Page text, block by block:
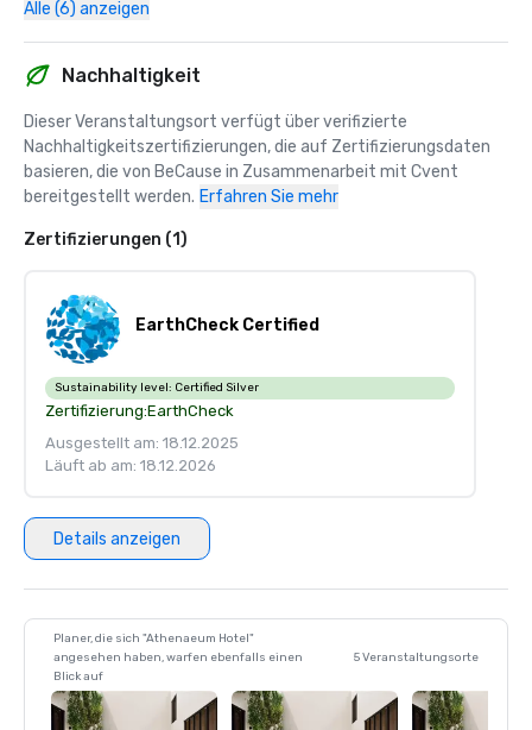
Alle (6) anzeigen
Nachhaltigkeit
Dieser Veranstaltungsort verfügt über verifizierte
Nachhaltigkeitszertifizierungen, die auf Zertifizierungsdaten
basieren, die von BeCause in Zusammenarbeit mit Cvent
bereitgestellt werden. Erfahren Sie mehr
Zertifizierungen (1)
EarthCheck Certified
Sustainability level: Certified Silver
Zertifizierung:EarthCheck
Ausgestellt am: 18.12.2025
Läuft ab am: 18.12.2026
Details anzeigen
Planer, die sich "Athenaeum Hotel"
angesehen haben, warfen ebenfalls einen
Blick auf
5 Veranstaltungsorte